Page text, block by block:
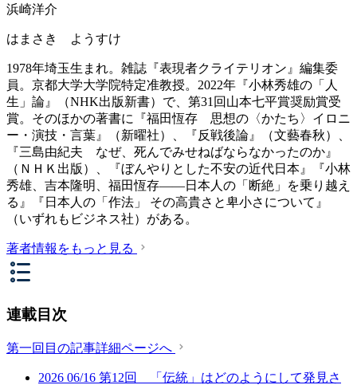
浜崎洋介
はまさき ようすけ
1978年埼玉生まれ。雑誌『表現者クライテリオン』編集委
員。京都大学大学院特定准教授。2022年『小林秀雄の「人
生」論』（NHK出版新書）で、第31回山本七平賞奨励賞受
賞。そのほかの著書に『福田恆存 思想の〈かたち〉イロニ
ー・演技・言葉』（新曜社）、『反戦後論』（文藝春秋）、
『三島由紀夫 なぜ、死んでみせねばならなかったのか』
（ＮＨＫ出版）、『ぼんやりとした不安の近代日本』『小林
秀雄、吉本隆明、福田恆存――日本人の「断絶」を乗り越え
る』『日本人の「作法」 その高貴さと卑小さについて』
（いずれもビジネス社）がある。
著者情報をもっと見る
連載目次
第一回目の記事詳細ページへ
2026 06/16 第12回 「伝統」はどのようにして発見さ